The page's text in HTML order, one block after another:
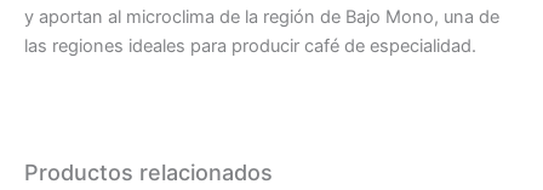
y aportan al microclima de la región de Bajo Mono, una de
las regiones ideales para producir café de especialidad.
Productos relacionados